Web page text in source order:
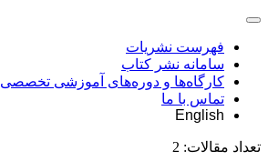
فهرست نشریات
سامانه نشر کتاب
کارگاه‌ها و دوره‌های آموزشی تخصصی
تماس با ما
English
تعداد مقالات: 2